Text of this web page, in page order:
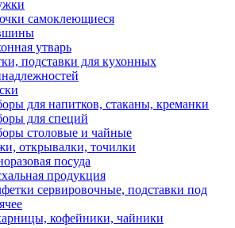
самоклеющиеся
утварь
подставки для кухонных
для напитков, стаканы, креманки
для специй
столовые и чайные
открывалки, точилки
посуда
продукция
сервировочные, подставки под
кофейники, чайники